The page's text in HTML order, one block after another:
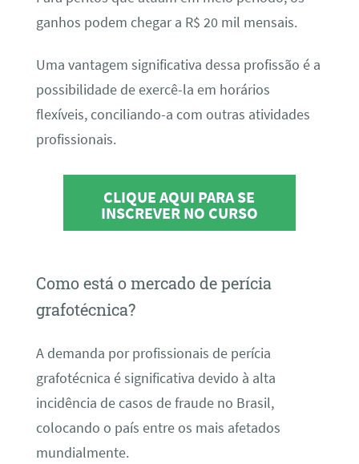
ganhos podem chegar a R$ 20 mil mensais.
Uma vantagem significativa dessa profissão é a
possibilidade de exercê-la em horários
flexíveis, conciliando-a com outras atividades
profissionais.
CLIQUE AQUI PARA SE
INSCREVER NO CURSO
Como está o mercado de perícia
grafotécnica?
A demanda por profissionais de perícia
grafotécnica é significativa devido à alta
incidência de casos de fraude no Brasil,
colocando o país entre os mais afetados
mundialmente.